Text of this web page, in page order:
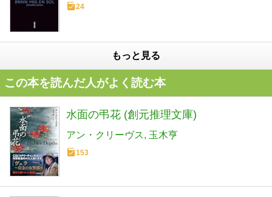
24
もっと見る
この本を読んだ人がよく読む本
水面の弔花 (創元推理文庫)
アン・クリーヴス 玉木亨
153